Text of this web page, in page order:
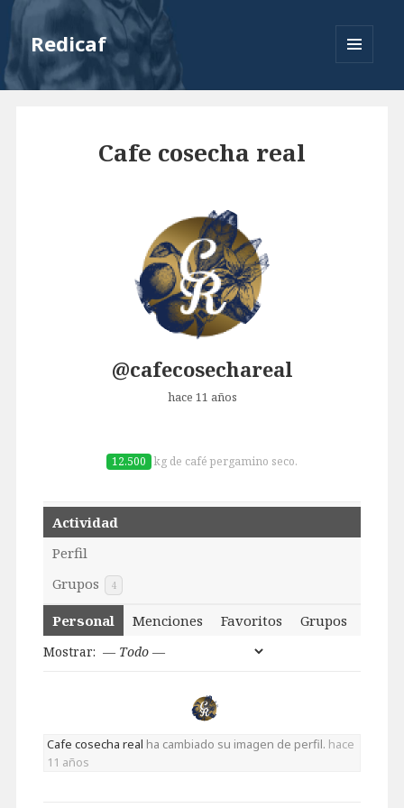
Redicaf
Cafe cosecha real
@cafecosechareal
hace 11 años
12.500 kg de café pergamino seco.
Actividad
Perfil
Grupos
4
Personal Menciones Favoritos Grupos
Mostrar:
Cafe cosecha real ha cambiado su imagen de perfil. hace
11 años